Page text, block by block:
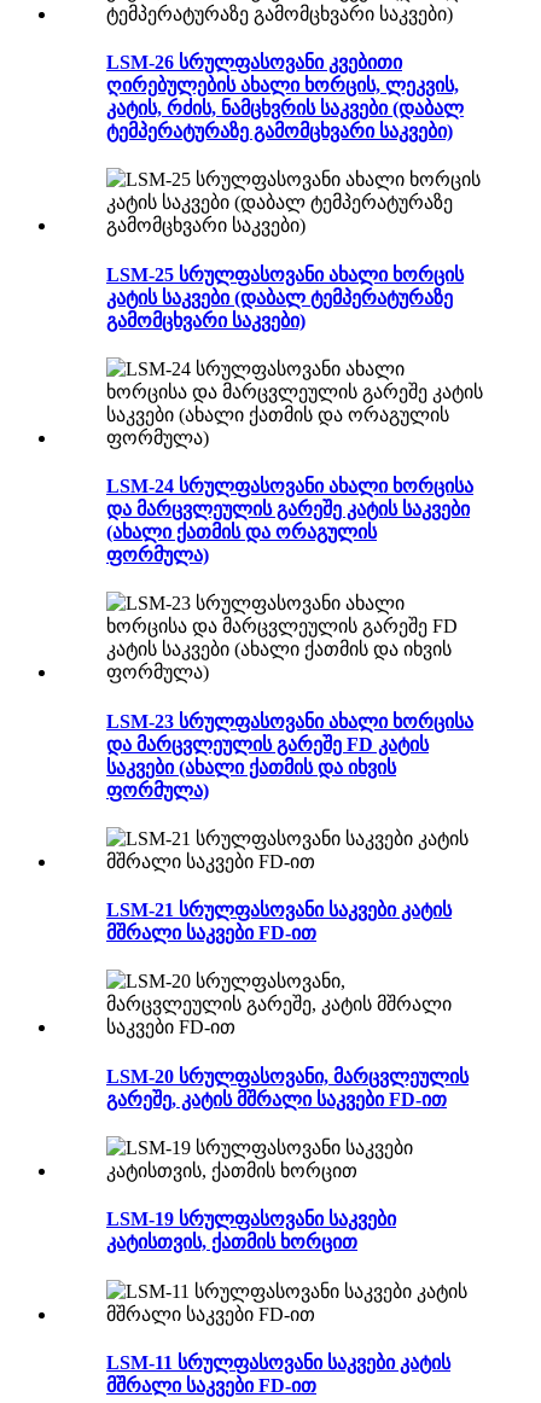
LSM-26 სრულფასოვანი კვებითი
ღირებულების ახალი ხორცის, ლეკვის,
კატის, რძის, ნამცხვრის საკვები (დაბალ
ტემპერატურაზე გამომცხვარი საკვები)
LSM-25 სრულფასოვანი ახალი ხორცის
კატის საკვები (დაბალ ტემპერატურაზე
გამომცხვარი საკვები)
LSM-24 სრულფასოვანი ახალი ხორცისა
და მარცვლეულის გარეშე კატის საკვები
(ახალი ქათმის და ორაგულის
ფორმულა)
LSM-23 სრულფასოვანი ახალი ხორცისა
და მარცვლეულის გარეშე FD კატის
საკვები (ახალი ქათმის და იხვის
ფორმულა)
LSM-21 სრულფასოვანი საკვები კატის
მშრალი საკვები FD-ით
LSM-20 სრულფასოვანი, მარცვლეულის
გარეშე, კატის მშრალი საკვები FD-ით
LSM-19 სრულფასოვანი საკვები
კატისთვის, ქათმის ხორცით
LSM-11 სრულფასოვანი საკვები კატის
მშრალი საკვები FD-ით